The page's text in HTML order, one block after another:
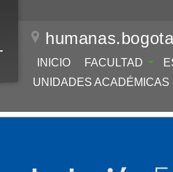
INICIO FACULTAD
UNIDADES ACADÉMICAS